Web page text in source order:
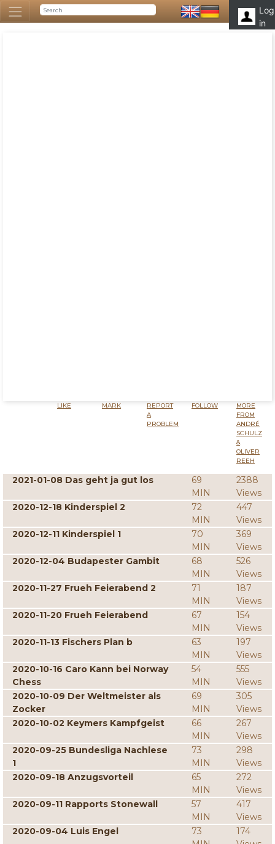
Log
in
LIKE MARK
REPORT
A
PROBLEM
FOLLOW
MORE
FROM
ANDRÉ
SCHULZ
&
OLIVER
REEH
2021-01-08 Das geht ja gut los
69
MIN
2388
Views
2020-12-18 Kinderspiel 2
72
MIN
447
Views
2020-12-11 Kinderspiel 1
70
MIN
369
Views
2020-12-04 Budapester Gambit
68
MIN
526
Views
2020-11-27 Frueh Feierabend 2
71
MIN
187
Views
2020-11-20 Frueh Feierabend
67
MIN
154
Views
2020-11-13 Fischers Plan b
63
MIN
197
Views
2020-10-16 Caro Kann bei Norway
Chess
54
MIN
555
Views
2020-10-09 Der Weltmeister als
Zocker
69
MIN
305
Views
2020-10-02 Keymers Kampfgeist
66
MIN
267
Views
2020-09-25 Bundesliga Nachlese
1
73
MIN
298
Views
2020-09-18 Anzugsvorteil
65
MIN
272
Views
2020-09-11 Rapports Stonewall
57
MIN
417
Views
2020-09-04 Luis Engel
73
174